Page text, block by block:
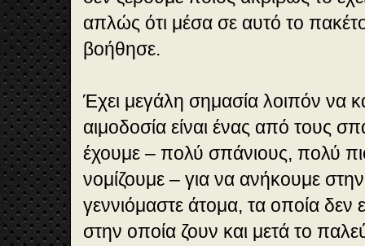
απλώς ότι μέσα σε αυτό το
βοήθησε.
Έχει μεγάλη σημασία λοιπόν να
αιμοδοσία είναι ένας από τους
έχουμε – πολύ σπάνιους, πολύ
νομίζουμε – για να ανήκουμε
γεννιόμαστε άτομα, τα οποία δεν
στην οποία ζουν και μετά το